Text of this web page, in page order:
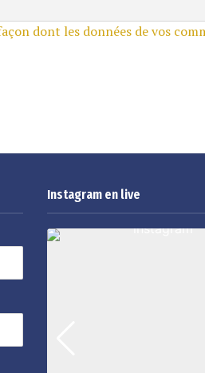
dont les données de vos
Instagram en live